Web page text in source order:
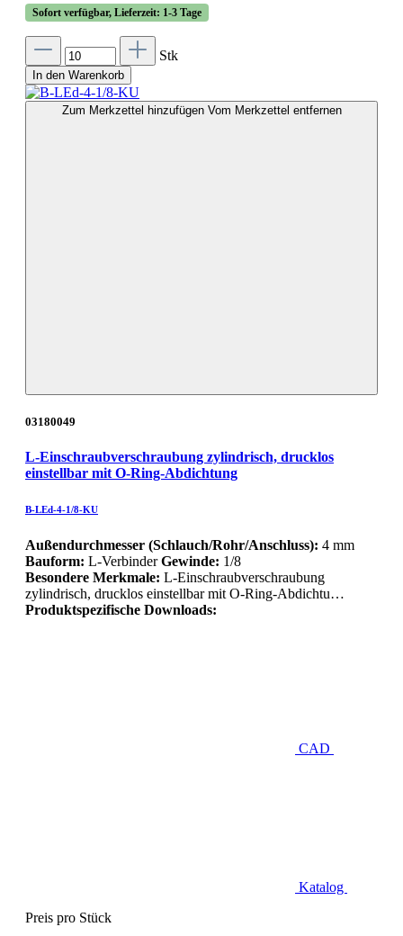
Sofort verfügbar, Lieferzeit: 1-3 Tage
Stk
In den Warenkorb
Zum Merkzettel hinzufügen Vom Merkzettel entfernen
03180049
L-Einschraubverschraubung zylindrisch, drucklos
einstellbar mit O-Ring-Abdichtung
B-LEd-4-1/8-KU
Außendurchmesser (Schlauch/Rohr/Anschluss): 4 mm
Bauform: L-VerbinderGewinde: 1/8
Besondere Merkmale: L-Einschraubverschraubung
zylindrisch, drucklos einstellbar mit O-Ring-Abdichtu…
Produktspezifische Downloads:
CAD
Katalog
Preis pro Stück